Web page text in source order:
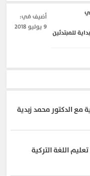
أضيف في:
9 يوليو 2018
للمبتدئين
مع الدكتور محمد زبدية
اللغة التركية